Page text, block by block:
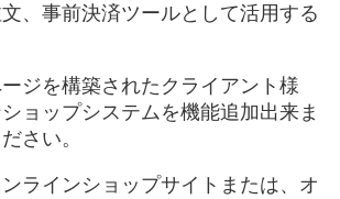
、事前決済ツールとして活用する
ジを構築されたクライアント様
ョップシステムを機能追加出来ま
さい。
ラインショップサイトまたは、オ